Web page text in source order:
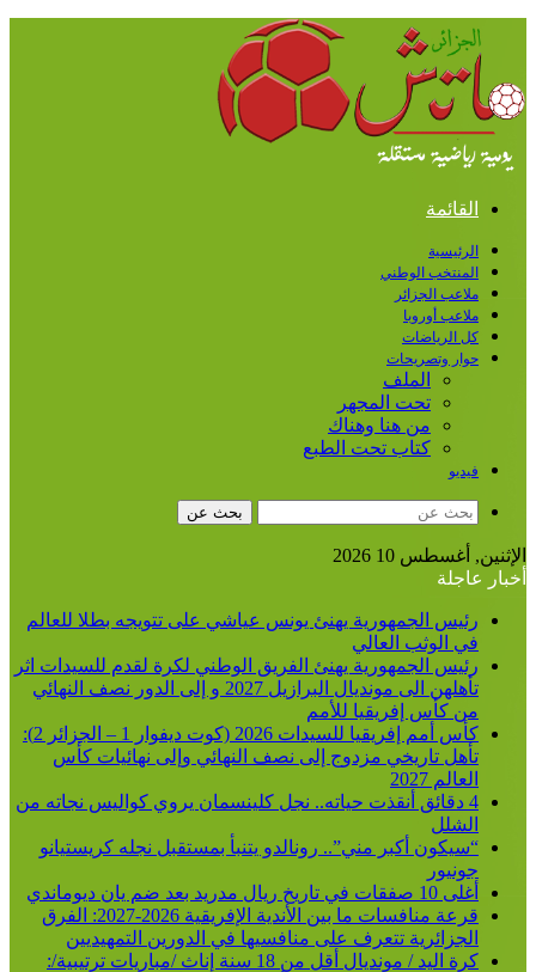
القائمة
الرئيسية
المنتخب الوطني
ملاعب الجزائر
ملاعب أوروبا
كل الرياضات
حوار وتصريحات
الملف
تحت المجهر
من هنا وهناك
كتاب تحت الطبع
فيديو
بحث عن
الإثنين, أغسطس 10 2026
أخبار عاجلة
رئيس الجمهورية يهنئ يونس عياشي على تتويجه بطلا للعالم
في الوثب العالي
رئيس الجمهورية يهنئ الفريق الوطني لكرة لقدم للسيدات اثر
تأهلهن الى مونديال البرازيل 2027 و إلى الدور نصف النهائي
من كأس إفريقيا للأمم
كأس أمم إفريقيا للسيدات 2026 (كوت ديفوار 1 – الجزائر 2):
تأهل تاريخي مزدوج إلى نصف النهائي وإلى نهائيات كأس
العالم 2027
4 دقائق أنقذت حياته.. نجل كلينسمان يروي كواليس نجاته من
الشلل
“سيكون أكبر مني”.. رونالدو يتنبأ بمستقبل نجله كريستيانو
جونيور
أغلى 10 صفقات في تاريخ ريال مدريد بعد ضم يان ديوماندي
قرعة منافسات ما بين الأندية الإفريقية 2026-2027: الفرق
الجزائرية تتعرف على منافسيها في الدورين التمهيديين
كرة اليد / مونديال أقل من 18 سنة إناث /مباريات ترتيبية/: